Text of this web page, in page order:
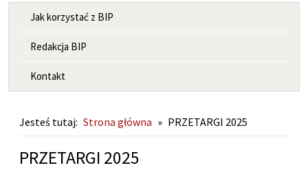
MENU INFORMACYJNE
Jak korzystać z BIP
Redakcja BIP
Kontakt
Jesteś tutaj: Strona główna » PRZETARGI 2025
PRZETARGI 2025